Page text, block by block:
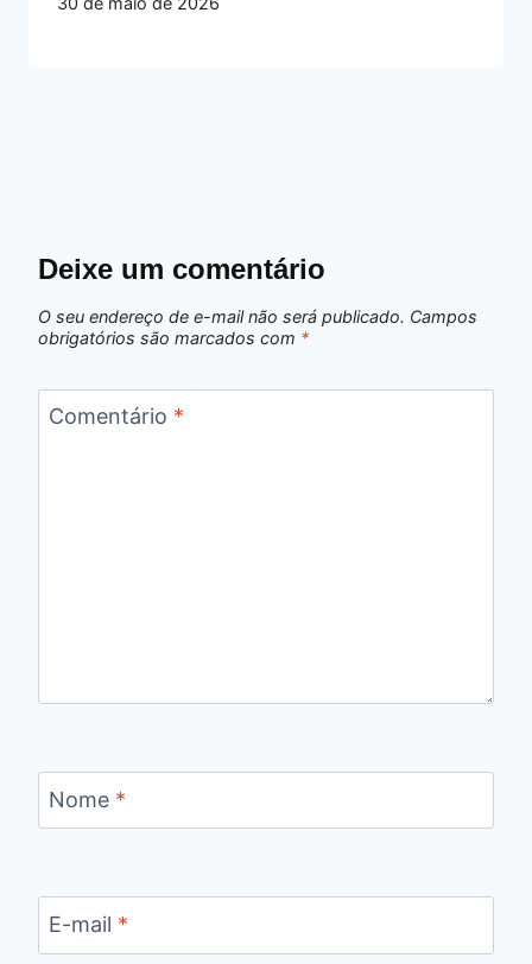
Deixe um comentário
O seu endereço de e-mail não será publicado. Campos
obrigatórios são marcados com *
Comentário *
Nome *
E-mail *